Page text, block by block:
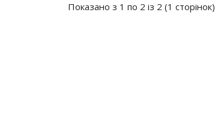
Показано з 1 по 2 із 2 (1 сторінок)